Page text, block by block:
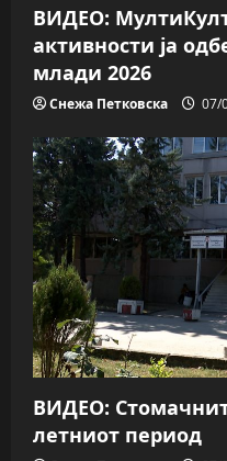
n
ВИДЕО:
активности ја
млади 2026
Снежа Петковска 07/
ВИДЕО:
летниот период